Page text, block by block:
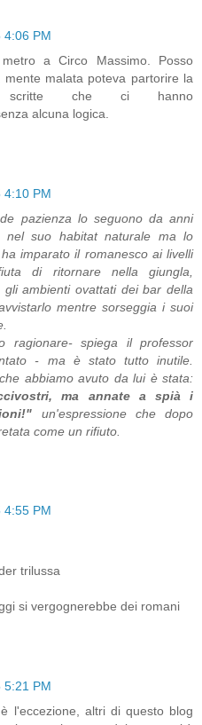
4:06 PM
a Circo Massimo. Posso
malata poteva partorire la
scritte che ci hanno
alcuna logica.
4:10 PM
pazienza lo seguono da anni
nel suo habitat naturale ma lo
imparato il romanesco ai livelli
di ritornare nella giungla,
ambienti ovattati dei bar della
mentre sorseggia i suoi
ragionare- spiega il professor
- ma è stato tutto inutile.
abbiamo avuto da lui è stata:
ma annate a spià i
un'espressione che dopo
come un rifiuto.
4:55 PM
trilussa
si vergognerebbe dei romani
5:21 PM
l'eccezione, altri di questo blog